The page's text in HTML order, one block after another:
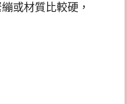
或材質比較硬，